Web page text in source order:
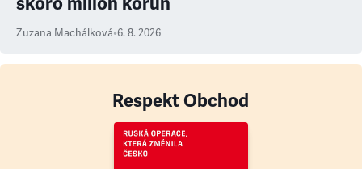
Zuzana Machálková•6. 8. 2026
Respekt Obchod